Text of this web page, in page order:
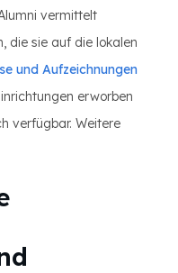
vermittelt
die sie auf die lokalen
und Aufzeichnungen
erworben
verfügbar. Weitere